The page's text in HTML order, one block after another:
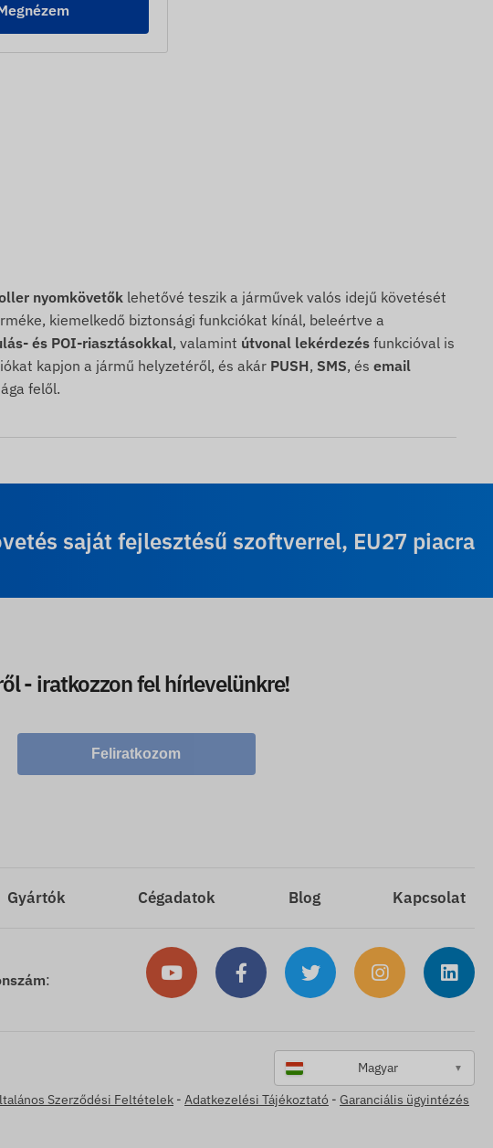
nyomkövetők lehetővé teszik a járművek valós idejű követését
kiemelkedő biztonsági funkciókat kínál, beleértve a
és POI-riasztásokkal, valamint útvonal lekérdezés funkcióval is
kapjon a jármű helyzetéről, és akár PUSH, SMS, és email
felől.
saját fejlesztésű szoftverrel, EU27 piacra
- iratkozzon fel hírlevelünkre!
Feliratkozom
Gyártók Cégadatok Blog Kapcsolat
:
Magyar ▼
Szerződési Feltételek - Adatkezelési Tájékoztató - Garanciális ügyintézés